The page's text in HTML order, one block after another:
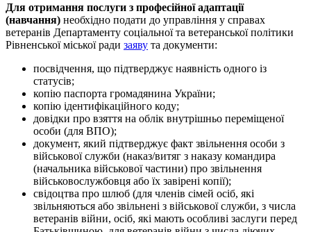
Для отримання послуги з професійної адаптації
(навчання) необхідно подати до управління у справах
ветеранів Департаменту соціальної та ветеранської політики
Рівненської міської ради заяву та документи:
посвідчення, що підтверджує наявність одного із
статусів;
копію паспорта громадянина України;
копію ідентифікаційного коду;
довідки про взяття на облік внутрішньо переміщеної
особи (для ВПО);
документ, який підтверджує факт звільнення особи з
військової служби (наказ/витяг з наказу командира
(начальника військової частини) про звільнення
військовослужбовця або їх завірені копії);
свідоцтва про шлюб (для членів сімей осіб, які
звільняються або звільнені з військової служби, з числа
ветеранів війни, осіб, які мають особливі заслуги перед